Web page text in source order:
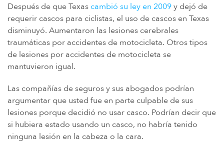
Después de que Texas cambió su ley en 2009y dejó de
requerir cascos para ciclistas, el uso de cascos en Texas
disminuyó. Aumentaron las lesiones cerebrales
traumáticas por accidentes de motocicleta. Otros tipos
de lesiones por accidentes de motocicleta se
mantuvieron igual.
Las compañías de seguros y sus abogados podrían
argumentar que usted fue en parte culpable de sus
lesiones porque decidió no usar casco. Podrían decir que
si hubiera estado usando un casco, no habría tenido
ninguna lesión en la cabeza o la cara.